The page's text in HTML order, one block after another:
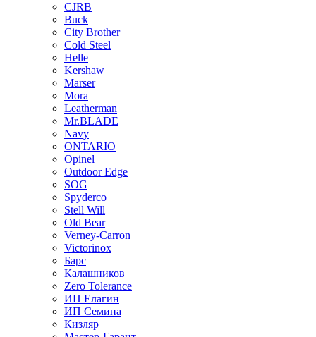
CJRB
Buck
City Brother
Cold Steel
Helle
Kershaw
Marser
Mora
Leatherman
Mr.BLADE
Navy
ONTARIO
Opinel
Outdoor Edge
SOG
Spyderco
Stell Will
Old Bear
Verney-Carron
Victorinox
Барс
Калашников
Zero Tolerance
ИП Елагин
ИП Семина
Кизляр